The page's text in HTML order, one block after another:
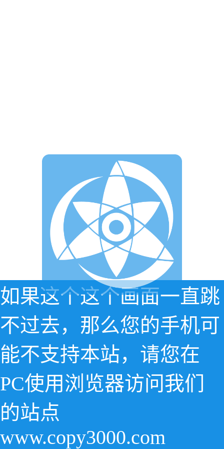
如果这个这个画面一直跳
不过去，那么您的手机可
能不支持本站，请您在
PC使用浏览器访问我们
的站点
www.copy3000.com